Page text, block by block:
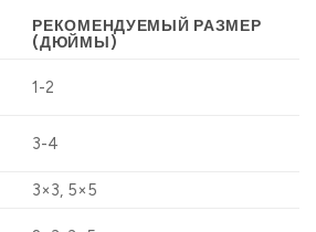
РЕКОМЕНДУЕМЫЙ РАЗМЕР
(ДЮЙМЫ)
1-2
3-4
3×3, 5×5